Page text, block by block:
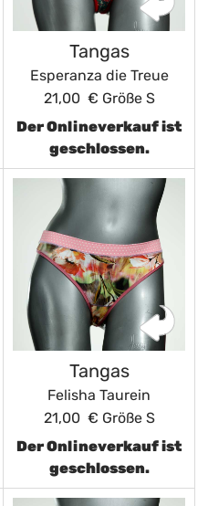
Tangas
Esperanza die Treue
21,00 € Größe S
Der Onlineverkauf ist
geschlossen.
Tangas
Felisha Taurein
21,00 € Größe S
Der Onlineverkauf ist
geschlossen.